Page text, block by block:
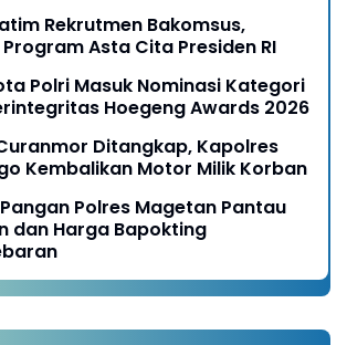
Rekrutmen Bakomsus,
Asta Cita Presiden RI
Polri Masuk Nominasi Kategori
Hoegeng Awards 2026
Ditangkap, Kapolres
Kembalikan Motor Milik Korban
Polres Magetan Pantau
dan Harga Bapokting